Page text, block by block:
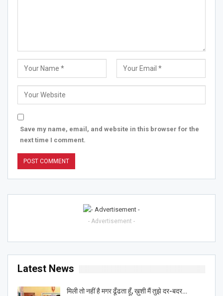
Save my name, email, and website in this browser for the
next time I comment.
- Advertisement -
Latest News
मिली तो नहीं है मगर ढूँढता हूँ, ख़ुशी मैं तुझे दर-बदर…